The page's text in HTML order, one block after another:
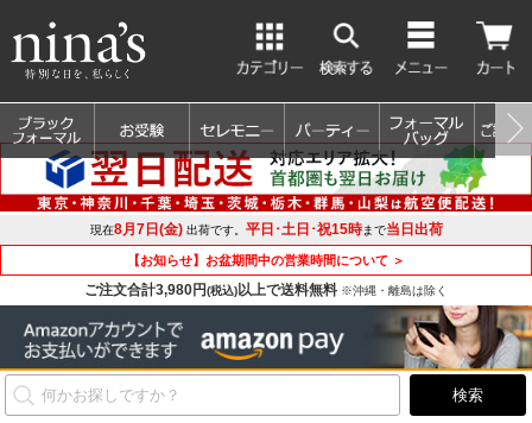
現在8月7日(金)出荷です。 平日･土日･祝15時まで当日出荷
【お知らせ】お盆期間中の営業時間について ＞
ご注文合計3,980円(税込)以上で送料無料 ※沖縄・離島は除く